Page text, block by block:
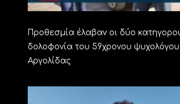
Προθεσμία έλαβαν οι δύο
δολοφονία του 59χρονου ψυχολόγου
Αργολίδας